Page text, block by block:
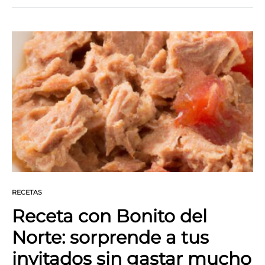
frecuencia, alcanzan dimensiones gigantescas. Su
componentes del plancton.
RECETAS
Receta con Bonito del
Norte: sorprende a tus
invitados sin gastar mucho